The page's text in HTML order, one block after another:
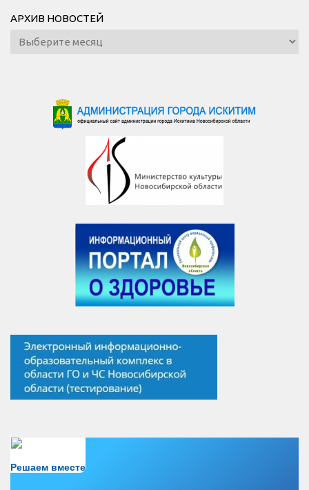
АРХИВ НОВОСТЕЙ
Архив
новостей
Решаем вместе